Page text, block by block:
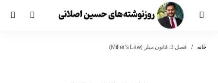
خانه فصل 3. قانون میلر (Miller’s Law)